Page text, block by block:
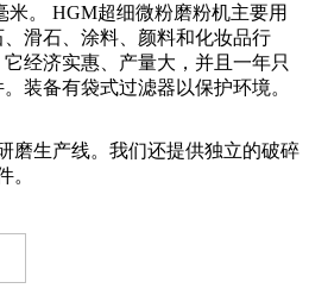
米。 HGM超细微粉磨粉机主要用
滑石、涂料、颜料和化妆品行
经济实惠、产量大，并且一年只
装备有袋式过滤器以保护环境。
磨生产线。我们还提供独立的破碎
。